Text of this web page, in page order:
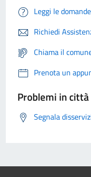
Leggi le
Richiedi
Chiama il
Prenota un
Problemi in città
Segnala